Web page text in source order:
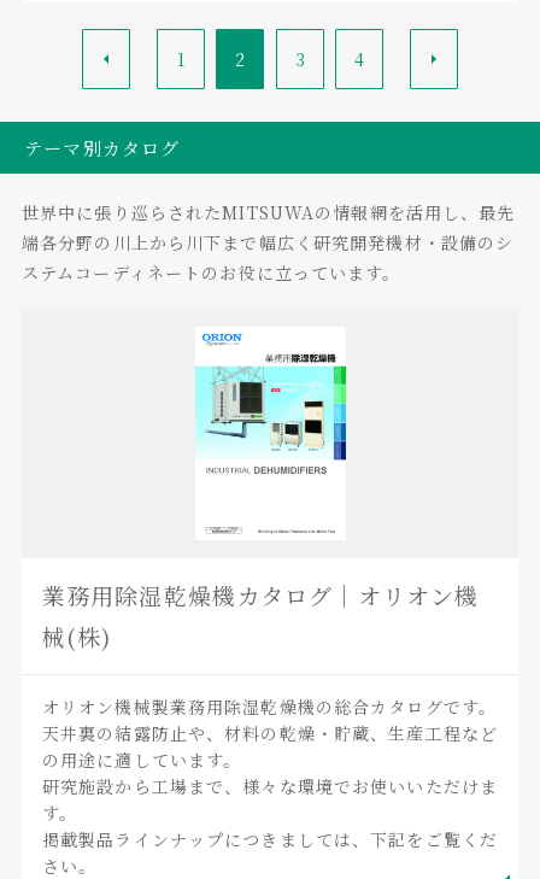
1 2 3 4
テーマ別カタログ
世界中に張り巡らされたMITSUWAの情報網を活用し、最先
端各分野の川上から川下まで幅広く研究開発機材・設備のシ
ステムコーディネートのお役に立っています。
業務用除湿乾燥機カタログ｜オリオン機
械(株)
オリオン機械製業務用除湿乾燥機の総合カタログです。
天井裏の結露防止や、材料の乾燥・貯蔵、生産工程など
の用途に適しています。
研究施設から工場まで、様々な環境でお使いいただけま
す。
掲載製品ラインナップにつきましては、下記をご覧くだ
さい。